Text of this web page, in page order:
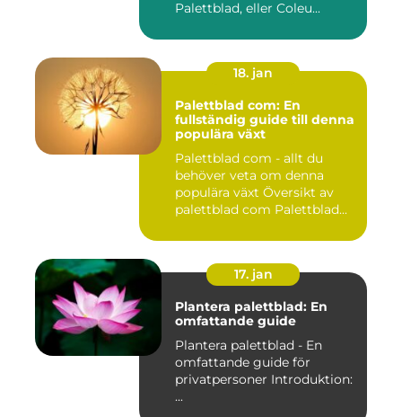
Palettblad, eller Coleu...
18. jan
Palettblad com: En
fullständig guide till denna
populära växt
Palettblad com - allt du
behöver veta om denna
populära växt Översikt av
palettblad com Palettblad...
17. jan
Plantera palettblad: En
omfattande guide
Plantera palettblad - En
omfattande guide för
privatpersoner Introduktion:
...